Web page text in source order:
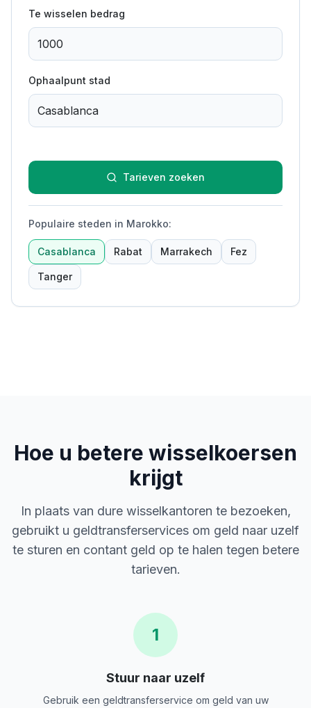
Te wisselen bedrag
Ophaalpunt stad
Tarieven zoeken
Populaire steden in Marokko:
Casablanca Rabat Marrakech Fez
Tanger
Hoe u betere wisselkoersen
krijgt
In plaats van dure wisselkantoren te bezoeken,
gebruikt u geldtransferservices om geld naar uzelf
te sturen en contant geld op te halen tegen betere
tarieven.
1
Stuur naar uzelf
Gebruik een geldtransferservice om geld van uw